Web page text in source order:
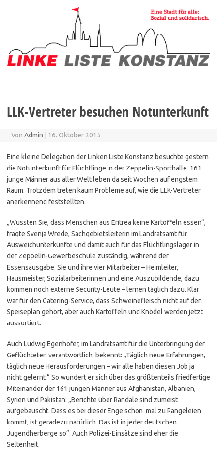
LLK-Vertreter besuchen Notunterkunft
Von Admin 16. Oktober 2015
Eine kleine Delegation der Linken Liste Konstanz besuchte gestern
die Notunterkunft für Flüchtlinge in der Zeppelin-Sporthalle. 161
junge Männer aus aller Welt leben da seit Wochen auf engstem
Raum. Trotzdem treten kaum Probleme auf, wie die LLK-Vertreter
anerkennend feststellten.
„Wussten Sie, dass Menschen aus Eritrea keine Kartoffeln essen“,
fragte Svenja Wrede, Sachgebietsleiterin im Landratsamt für
Ausweichunterkünfte und damit auch für das Flüchtlingslager in
der Zeppelin-Gewerbeschule zuständig, während der
Essensausgabe. Sie und ihre vier Mitarbeiter – Heimleiter,
Hausmeister, Sozialarbeiterinnen und eine Auszubildende, dazu
kommen noch externe Security-Leute – lernen täglich dazu. Klar
war für den Catering-Service, dass Schweinefleisch nicht auf den
Speiseplan gehört, aber auch Kartoffeln und Knödel werden jetzt
aussortiert.
Auch Ludwig Egenhofer, im Landratsamt für die Unterbringung der
Geflüchteten verantwortlich, bekennt: „Täglich neue Erfahrungen,
täglich neue Herausforderungen – wir alle haben diesen Job ja
nicht gelernt.“ So wundert er sich über das größtenteils friedfertige
Miteinander der 161 jungen Männer aus Afghanistan, Albanien,
Syrien und Pakistan: „Berichte über Randale sind zumeist
aufgebauscht. Dass es bei dieser Enge schon mal zu Rangeleien
kommt, ist geradezu natürlich. Das ist in jeder deutschen
Jugendherberge so“. Auch Polizei-Einsätze sind eher die
Seltenheit.